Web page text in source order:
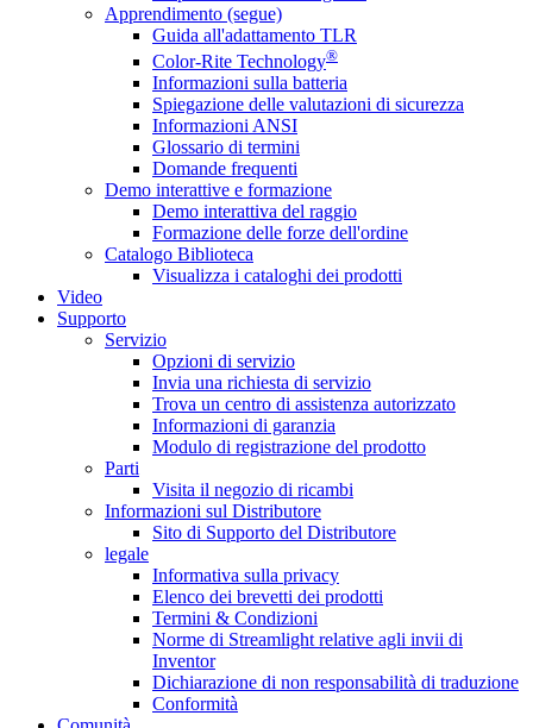
Apprendimento (segue)
Guida all'adattamento TLR
Color-Rite Technology®
Informazioni sulla batteria
Spiegazione delle valutazioni di sicurezza
Informazioni ANSI
Glossario di termini
Domande frequenti
Demo interattive e formazione
Demo interattiva del raggio
Formazione delle forze dell'ordine
Catalogo Biblioteca
Visualizza i cataloghi dei prodotti
Video
Supporto
Servizio
Opzioni di servizio
Invia una richiesta di servizio
Trova un centro di assistenza autorizzato
Informazioni di garanzia
Modulo di registrazione del prodotto
Parti
Visita il negozio di ricambi
Informazioni sul Distributore
Sito di Supporto del Distributore
legale
Informativa sulla privacy
Elenco dei brevetti dei prodotti
Termini & Condizioni
Norme di Streamlight relative agli invii di
Inventor
Dichiarazione di non responsabilità di traduzione
Conformità